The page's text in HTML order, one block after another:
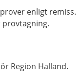
enligt remiss.
provtagning.
Region Halland.